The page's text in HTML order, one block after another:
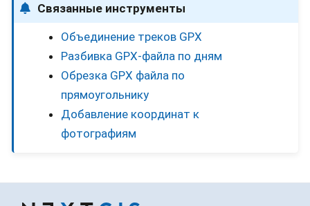
Связанные инструменты
Объединение треков GPX
Разбивка GPX-файла по дням
Обрезка GPX файла по
прямоугольнику
Добавление координат к
фотографиям